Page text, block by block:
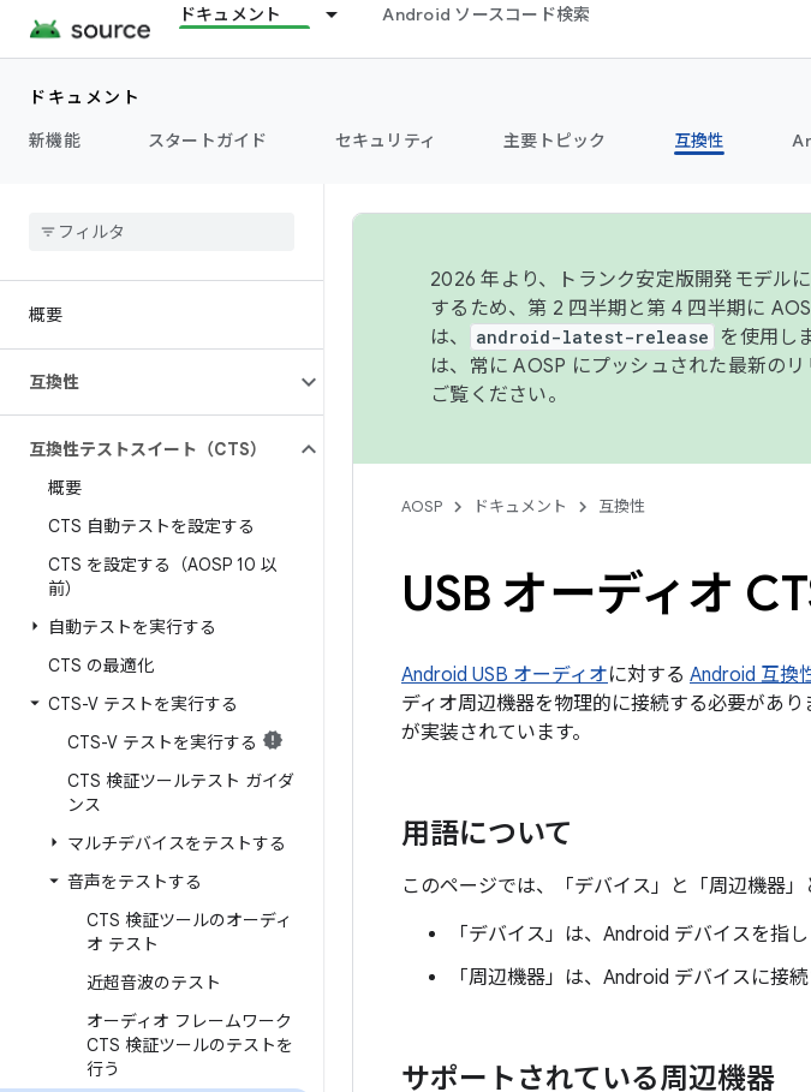
ドキュメント Android ソースコード検索
ドキュメント
新機能
スタートガイド セキュリティ 主要トピック 互換性
概要
互換性
互換性テストスイート（CTS）
概要
CTS 自動テストを設定する
CTS を設定する（AOSP 10 以
前）
自動テストを実行する
CTS の最適化
CTS-V テストを実行する
CTS-V テストを実行する
CTS 検証ツールテスト ガイダ
ンス
マルチデバイスをテストする
音声をテストする
CTS 検証ツールのオーディ
オ テスト
近超音波のテスト
オーディオ フレームワーク
CTS 検証ツールのテストを
行う
2026 年より、トランク安定版開発モデル
するため、第 2 四半期と第 4 四半期に
は、
android-latest-release を使用し
は、常に AOSP にプッシュされた最新の
ご覧ください。
AOSP ドキュメント 互換性
USB オーディオ
Android USB オーディオに対する Android 互換
ディオ周辺機器を物理的に接続する必要があ
が実装されています。
用語について
このページでは、「デバイス」と「周辺機器
「デバイス」 は、Android デバイスを指し
「周辺機器」 は、Android デバイスに接
サポートされている周辺機器